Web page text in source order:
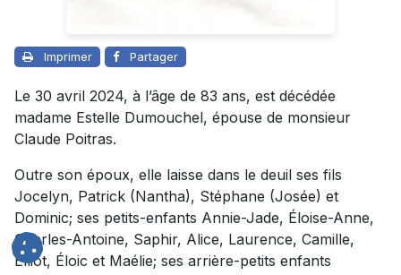
Imprimer Partager
Le 30 avril 2024, à l’âge de 83 ans, est décédée
madame Estelle Dumouchel, épouse de monsieur
Claude Poitras.
Outre son époux, elle laisse dans le deuil ses fils
Jocelyn, Patrick (Nantha), Stéphane (Josée) et
Dominic; ses petits-enfants Annie-Jade, Éloise-Anne,
Charles-Antoine, Saphir, Alice, Laurence, Camille,
Élliot, Éloic et Maélie; ses arrière-petits enfants